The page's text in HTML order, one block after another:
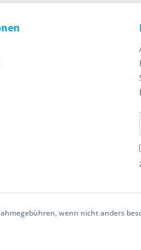
wenn nicht anders